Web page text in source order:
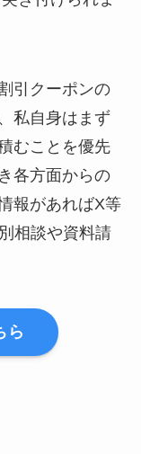
引クーポンの
私自身はまず
むことを優先
各方面からの
報があればX等
相談や資料請
ら